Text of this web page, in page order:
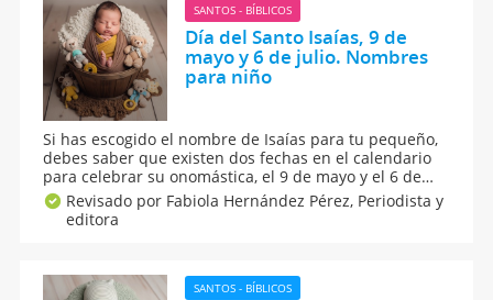
SANTOS - BÍBLICOS
Día del Santo Isaías, 9 de
mayo y 6 de julio. Nombres
para niño
Si has escogido el nombre de Isaías para tu pequeño,
debes saber que existen dos fechas en el calendario
para celebrar su onomástica, el 9 de mayo y el 6 de
julio Conoce el significado, origen y curiosidades del
nombre Isaías y cómo es su personalidad según la
numerología.
Revisado por Fabiola Hernández Pérez, Periodista y
editora
SANTOS - BÍBLICOS